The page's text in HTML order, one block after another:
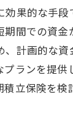
果的な手
間での資
計画的な
ランを提
立保険を